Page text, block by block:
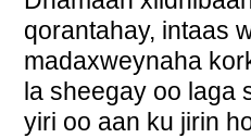
qorantahay, intaas
madaxweynaha
la sheegay oo laga
yiri oo aan ku jirin